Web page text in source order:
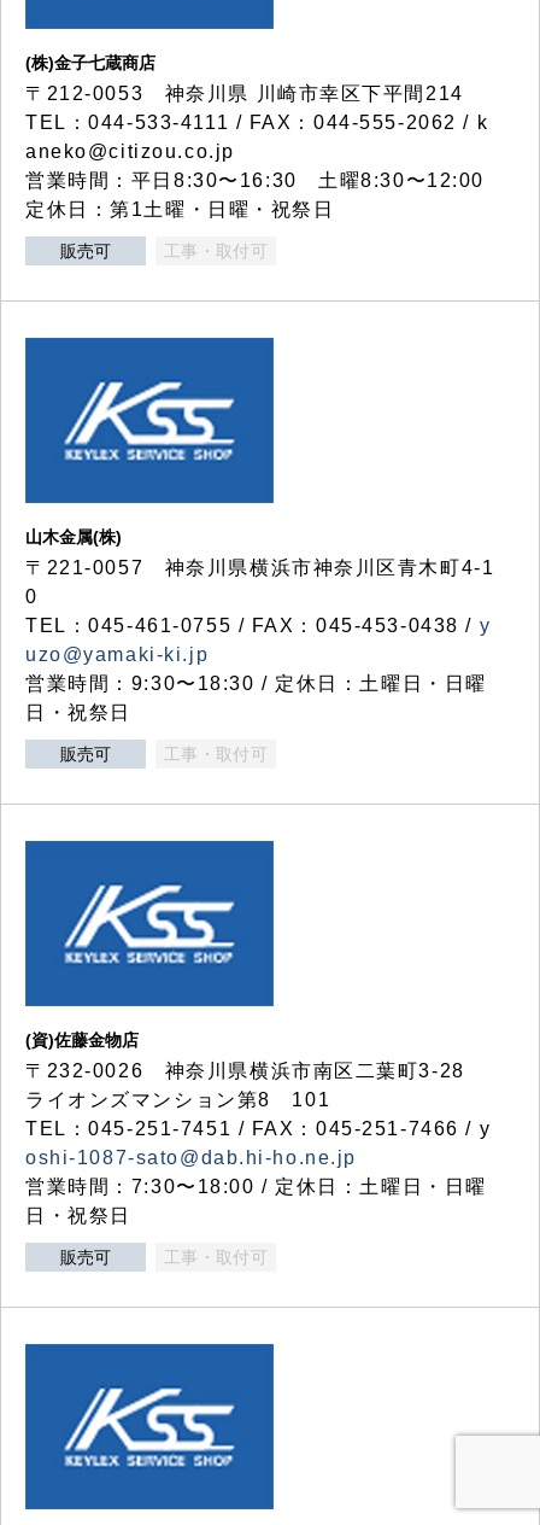
(株)金子七蔵商店
〒212-0053 神奈川県 川崎市幸区下平間214
TEL：044-533-4111 / FAX：044-555-2062 / k
aneko@citizou.co.jp
営業時間：平日8:30〜16:30 土曜8:30〜12:00
定休日：第1土曜・日曜・祝祭日
販売可 工事・取付可
山木金属(株)
〒221-0057 神奈川県横浜市神奈川区青木町4-1
0
TEL：045-461-0755 / FAX：045-453-0438 / y
uzo@yamaki-ki.jp
営業時間：9:30〜18:30 / 定休日：土曜日・日曜
日・祝祭日
販売可 工事・取付可
(資)佐藤金物店
〒232-0026 神奈川県横浜市南区二葉町3-28
ライオンズマンション第8 101
TEL：045-251-7451 / FAX：045-251-7466 / y
oshi-1087-sato@dab.hi-ho.ne.jp
営業時間：7:30〜18:00 / 定休日：土曜日・日曜
日・祝祭日
販売可 工事・取付可